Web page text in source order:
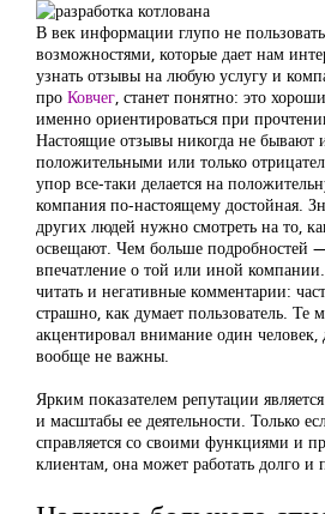
В век информации глупо не
возможностями, которые дает нам
узнать отзывы на любую услугу и
про Ковчег, станет понятно: это
именно ориентироваться при
Настоящие отзывы никогда не бывают
положительными или только
упор все-таки делается на
компания по-настоящему достойная.
других людей нужно смотреть на то,
освещают. Чем больше подробностей
впечатление о той или иной компании.
читать и негативные комментарии:
страшно, как думает пользователь. Те
акцентировал внимание один человек,
вообще не важны.
Ярким показателем репутации
и масштабы ее деятельности. Только
справляется со своими функциями и
клиентам, она может работать долго и